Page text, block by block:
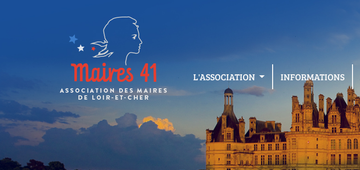
L'ASSOCIATION INFORMATIONS